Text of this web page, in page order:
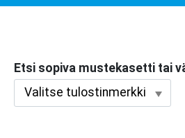
Etsi sopiva mustekasetti tai